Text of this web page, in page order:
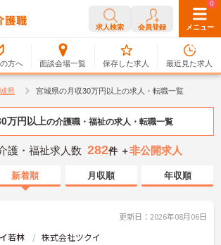
求人検索 会員登録 メニュー
方へ 面談会場一覧
0
保存した求人
0
最近見た求人
県 宮城県の月収30万円以上の求人・転職一覧
万円以上の介護職・福祉の求人・転職一覧
護・福祉求人数 282件 ＋非公開求人
新着順 月収順 年収順
更新日：2026年08月06日
若林 株式会社ツクイ